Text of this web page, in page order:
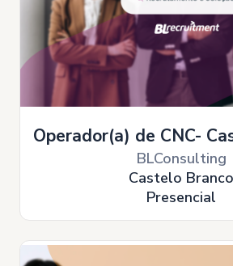
Operador(a) de CNC-
BLConsulting
Castelo Branco
Presencial